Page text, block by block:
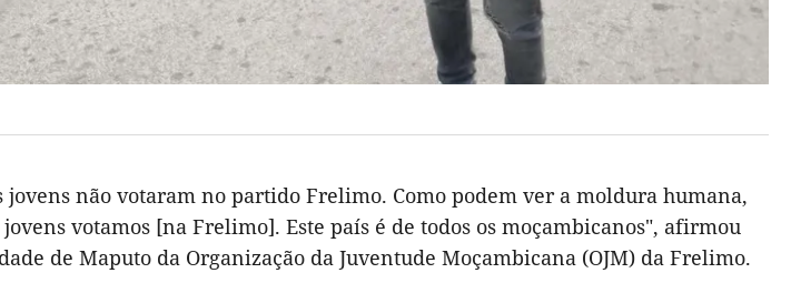
não votaram no partido Frelimo. Como podem ver a moldura humana,
votamos [na Frelimo]. Este país é de todos os moçambicanos", afirmou
de Maputo da Organização da Juventude Moçambicana (OJM) da Frelimo.